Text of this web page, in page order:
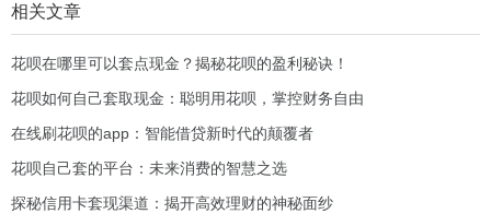
相关文章
花呗在哪里可以套点现金？揭秘花呗的盈利秘诀！
花呗如何自己套取现金：聪明用花呗，掌控财务自由
在线刷花呗的app：智能借贷新时代的颠覆者
花呗自己套的平台：未来消费的智慧之选
探秘信用卡套现渠道：揭开高效理财的神秘面纱